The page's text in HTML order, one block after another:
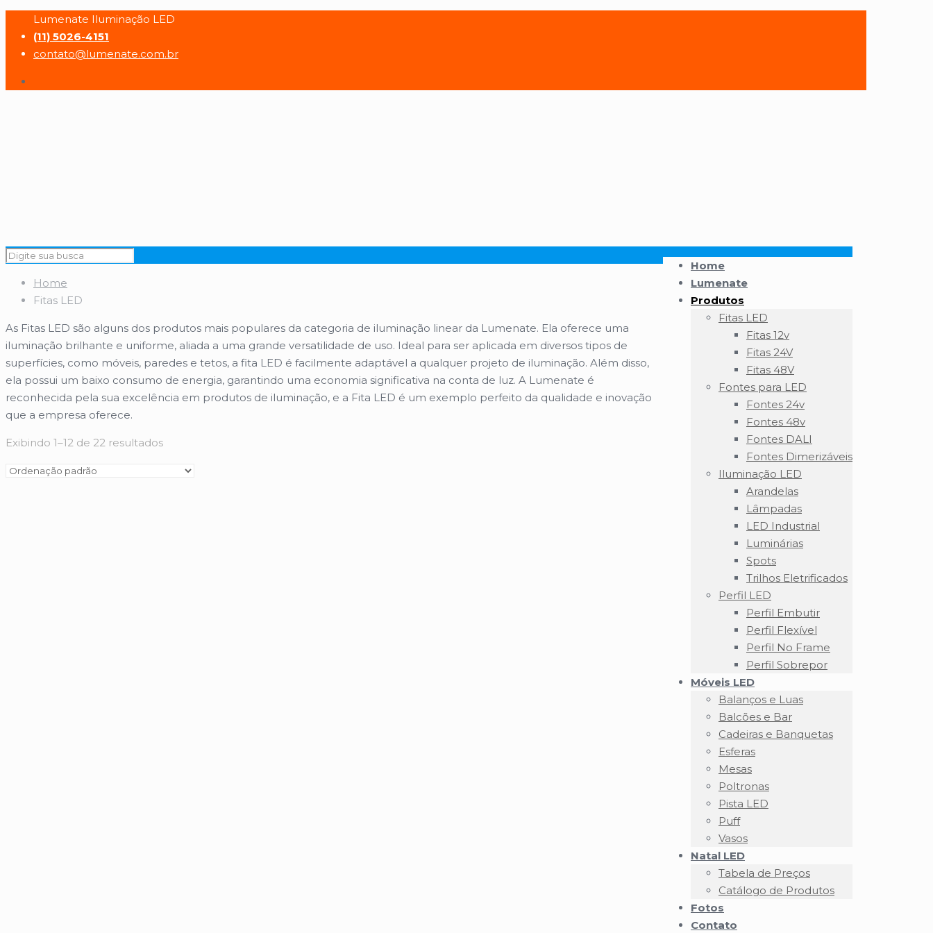
Lumenate Iluminação LED
(11) 5026-4151
contato@lumenate.com.br
Home
Lumenate
Produtos
Fitas LED
Fitas 12v
Fitas 24V
Fitas 48V
Fontes para LED
Fontes 24v
Fontes 48v
Fontes DALI
Fontes Dimerizáveis
Iluminação LED
Arandelas
Lâmpadas
LED Industrial
Luminárias
Spots
Trilhos Eletrificados
Perfil LED
Perfil Embutir
Perfil Flexível
Perfil No Frame
Perfil Sobrepor
Móveis LED
Balanços e Luas
Balcões e Bar
Cadeiras e Banquetas
Esferas
Mesas
Poltronas
Pista LED
Puff
Vasos
Natal LED
Tabela de Preços
Catálogo de Produtos
Fotos
Contato
Home
Fitas LED
As Fitas LED são alguns dos produtos mais populares da categoria de iluminação linear da Lumenate. Ela oferece uma
iluminação brilhante e uniforme, aliada a uma grande versatilidade de uso. Ideal para ser aplicada em diversos tipos de
superfícies, como móveis, paredes e tetos, a fita LED é facilmente adaptável a qualquer projeto de iluminação. Além disso,
ela possui um baixo consumo de energia, garantindo uma economia significativa na conta de luz. A Lumenate é
reconhecida pela sua excelência em produtos de iluminação, e a Fita LED é um exemplo perfeito da qualidade e inovação
que a empresa oferece.
Exibindo 1–12 de 22 resultados